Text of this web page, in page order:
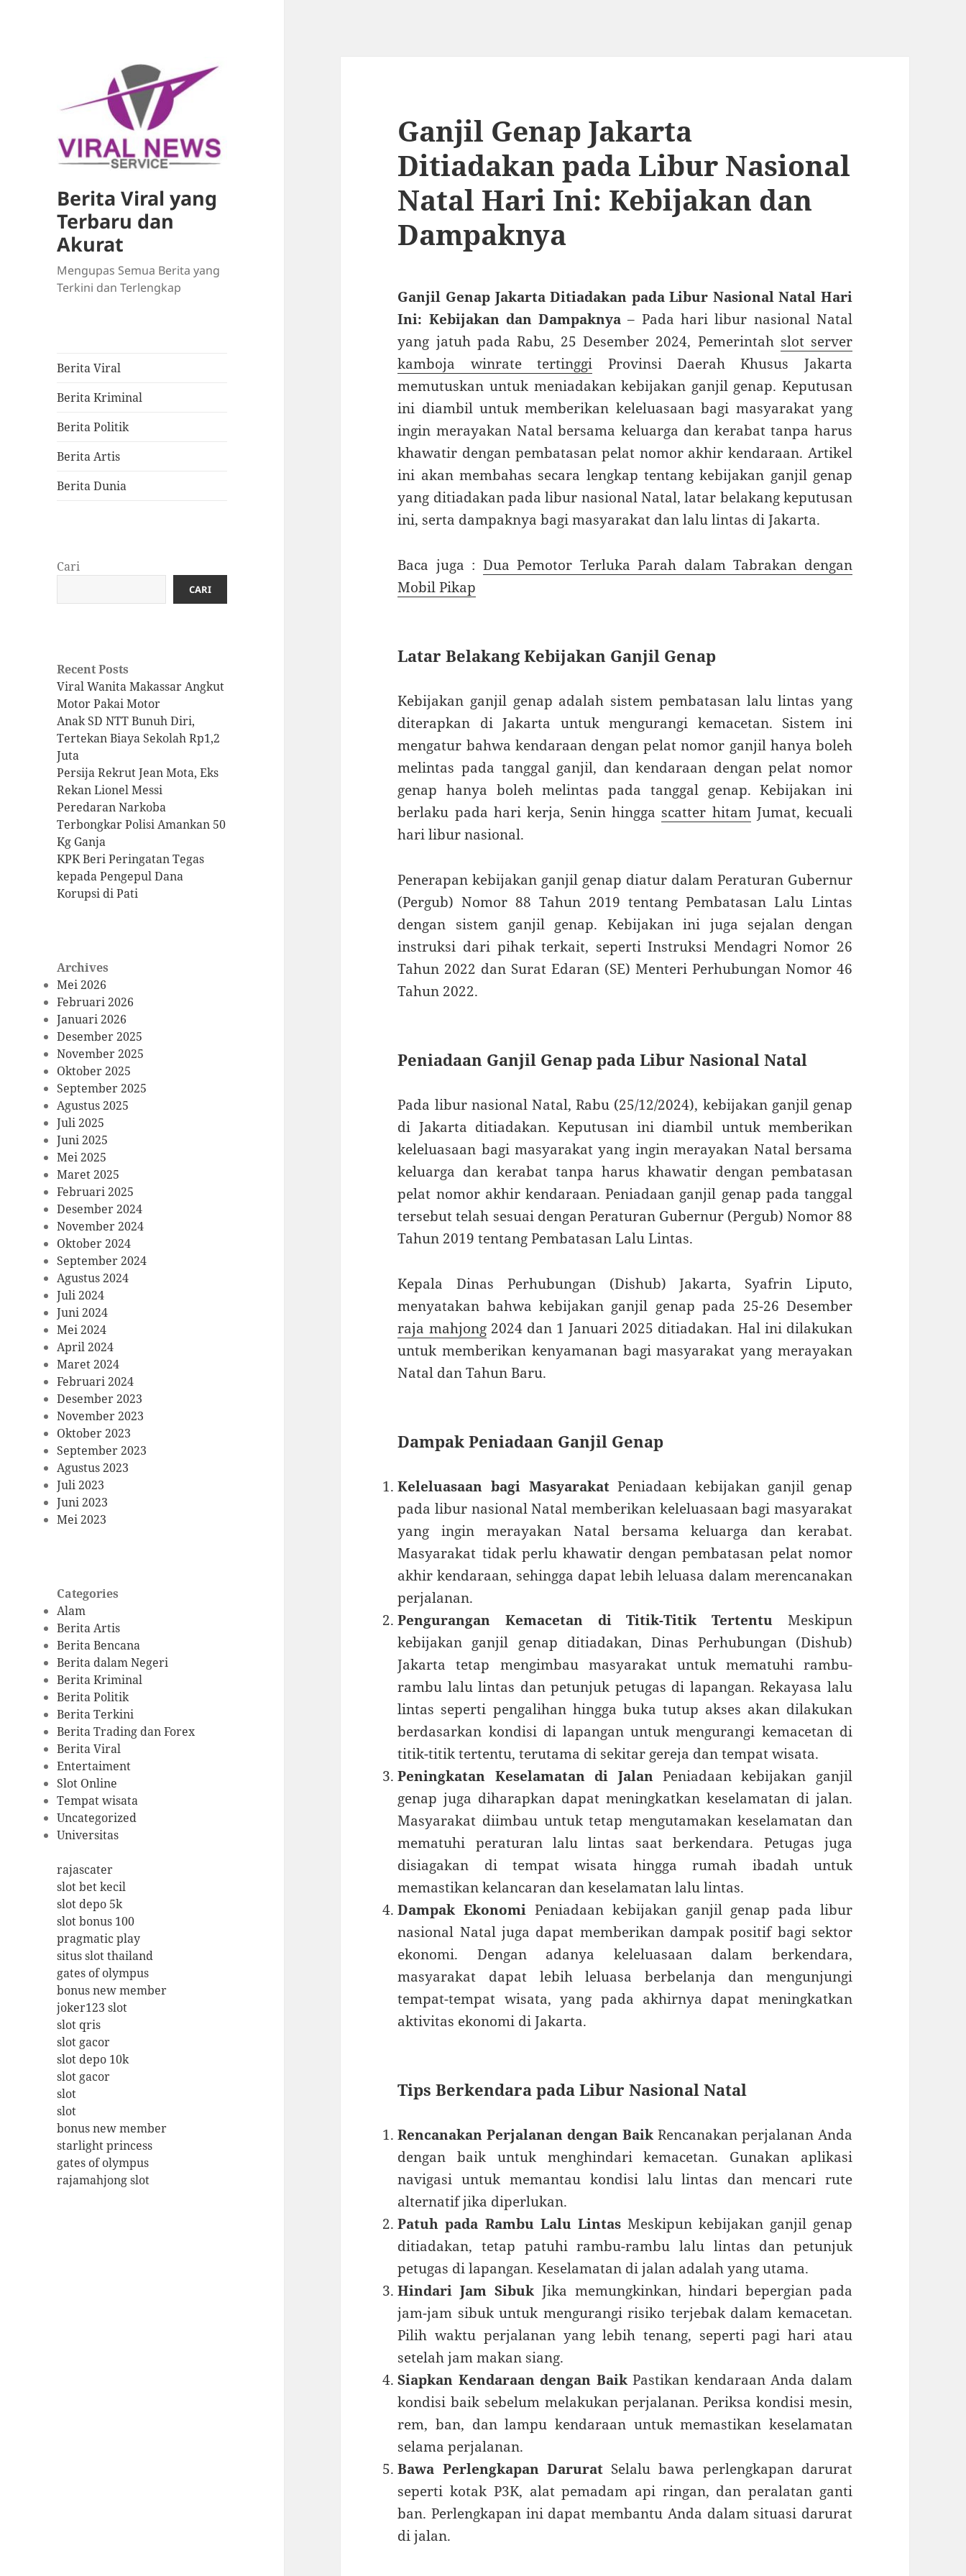
Berita Viral yang
Terbaru dan
Akurat
Mengupas Semua Berita yang
Terkini dan Terlengkap
Berita Viral
Berita Kriminal
Berita Politik
Berita Artis
Berita Dunia
Cari
CARI
Recent Posts
Viral Wanita Makassar Angkut
Motor Pakai Motor
Anak SD NTT Bunuh Diri,
Tertekan Biaya Sekolah Rp1,2
Juta
Persija Rekrut Jean Mota, Eks
Rekan Lionel Messi
Peredaran Narkoba
Terbongkar Polisi Amankan 50
Kg Ganja
KPK Beri Peringatan Tegas
kepada Pengepul Dana
Korupsi di Pati
Archives
Mei 2026
Februari 2026
Januari 2026
Desember 2025
November 2025
Oktober 2025
September 2025
Agustus 2025
Juli 2025
Juni 2025
Mei 2025
Maret 2025
Februari 2025
Desember 2024
November 2024
Oktober 2024
September 2024
Agustus 2024
Juli 2024
Juni 2024
Mei 2024
April 2024
Maret 2024
Februari 2024
Desember 2023
November 2023
Oktober 2023
September 2023
Agustus 2023
Juli 2023
Juni 2023
Mei 2023
Categories
Alam
Berita Artis
Berita Bencana
Berita dalam Negeri
Berita Kriminal
Berita Politik
Berita Terkini
Berita Trading dan Forex
Berita Viral
Entertaiment
Slot Online
Tempat wisata
Uncategorized
Universitas
rajascater
slot bet kecil
slot depo 5k
slot bonus 100
pragmatic play
situs slot thailand
gates of olympus
bonus new member
joker123 slot
slot qris
slot gacor
slot depo 10k
slot gacor
slot
slot
bonus new member
starlight princess
gates of olympus
rajamahjong slot
Ganjil Genap Jakarta
Ditiadakan pada Libur Nasional
Natal Hari Ini: Kebijakan dan
Dampaknya
Ganjil Genap Jakarta Ditiadakan pada Libur Nasional Natal Hari
Ini: Kebijakan dan Dampaknya – Pada hari libur nasional Natal
yang jatuh pada Rabu, 25 Desember 2024, Pemerintah slot server
kamboja winrate tertinggi Provinsi Daerah Khusus Jakarta
memutuskan untuk meniadakan kebijakan ganjil genap. Keputusan
ini diambil untuk memberikan keleluasaan bagi masyarakat yang
ingin merayakan Natal bersama keluarga dan kerabat tanpa harus
khawatir dengan pembatasan pelat nomor akhir kendaraan. Artikel
ini akan membahas secara lengkap tentang kebijakan ganjil genap
yang ditiadakan pada libur nasional Natal, latar belakang keputusan
ini, serta dampaknya bagi masyarakat dan lalu lintas di Jakarta.
Baca juga : Dua Pemotor Terluka Parah dalam Tabrakan dengan
Mobil Pikap
Latar Belakang Kebijakan Ganjil Genap
Kebijakan ganjil genap adalah sistem pembatasan lalu lintas yang
diterapkan di Jakarta untuk mengurangi kemacetan. Sistem ini
mengatur bahwa kendaraan dengan pelat nomor ganjil hanya boleh
melintas pada tanggal ganjil, dan kendaraan dengan pelat nomor
genap hanya boleh melintas pada tanggal genap. Kebijakan ini
berlaku pada hari kerja, Senin hingga scatter hitamJumat, kecuali
hari libur nasional.
Penerapan kebijakan ganjil genap diatur dalam Peraturan Gubernur
(Pergub) Nomor 88 Tahun 2019 tentang Pembatasan Lalu Lintas
dengan sistem ganjil genap. Kebijakan ini juga sejalan dengan
instruksi dari pihak terkait, seperti Instruksi Mendagri Nomor 26
Tahun 2022 dan Surat Edaran (SE) Menteri Perhubungan Nomor 46
Tahun 2022.
Peniadaan Ganjil Genap pada Libur Nasional Natal
Pada libur nasional Natal, Rabu (25/12/2024), kebijakan ganjil genap
di Jakarta ditiadakan. Keputusan ini diambil untuk memberikan
keleluasaan bagi masyarakat yang ingin merayakan Natal bersama
keluarga dan kerabat tanpa harus khawatir dengan pembatasan
pelat nomor akhir kendaraan. Peniadaan ganjil genap pada tanggal
tersebut telah sesuai dengan Peraturan Gubernur (Pergub) Nomor 88
Tahun 2019 tentang Pembatasan Lalu Lintas.
Kepala Dinas Perhubungan (Dishub) Jakarta, Syafrin Liputo,
menyatakan bahwa kebijakan ganjil genap pada 25-26 Desember
raja mahjong2024 dan 1 Januari 2025 ditiadakan. Hal ini dilakukan
untuk memberikan kenyamanan bagi masyarakat yang merayakan
Natal dan Tahun Baru.
Dampak Peniadaan Ganjil Genap
Keleluasaan bagi MasyarakatPeniadaan kebijakan ganjil genap
pada libur nasional Natal memberikan keleluasaan bagi masyarakat
yang ingin merayakan Natal bersama keluarga dan kerabat.
Masyarakat tidak perlu khawatir dengan pembatasan pelat nomor
akhir kendaraan, sehingga dapat lebih leluasa dalam merencanakan
perjalanan.
Pengurangan Kemacetan di Titik-Titik Tertentu Meskipun
kebijakan ganjil genap ditiadakan, Dinas Perhubungan (Dishub)
Jakarta tetap mengimbau masyarakat untuk mematuhi rambu-
rambu lalu lintas dan petunjuk petugas di lapangan. Rekayasa lalu
lintas seperti pengalihan hingga buka tutup akses akan dilakukan
berdasarkan kondisi di lapangan untuk mengurangi kemacetan di
titik-titik tertentu, terutama di sekitar gereja dan tempat wisata.
Peningkatan Keselamatan di JalanPeniadaan kebijakan ganjil
genap juga diharapkan dapat meningkatkan keselamatan di jalan.
Masyarakat diimbau untuk tetap mengutamakan keselamatan dan
mematuhi peraturan lalu lintas saat berkendara. Petugas juga
disiagakan di tempat wisata hingga rumah ibadah untuk
memastikan kelancaran dan keselamatan lalu lintas.
Dampak Ekonomi Peniadaan kebijakan ganjil genap pada libur
nasional Natal juga dapat memberikan dampak positif bagi sektor
ekonomi. Dengan adanya keleluasaan dalam berkendara,
masyarakat dapat lebih leluasa berbelanja dan mengunjungi
tempat-tempat wisata, yang pada akhirnya dapat meningkatkan
aktivitas ekonomi di Jakarta.
Tips Berkendara pada Libur Nasional Natal
Rencanakan Perjalanan dengan Baik Rencanakan perjalanan Anda
dengan baik untuk menghindari kemacetan. Gunakan aplikasi
navigasi untuk memantau kondisi lalu lintas dan mencari rute
alternatif jika diperlukan.
Patuh pada Rambu Lalu LintasMeskipun kebijakan ganjil genap
ditiadakan, tetap patuhi rambu-rambu lalu lintas dan petunjuk
petugas di lapangan. Keselamatan di jalan adalah yang utama.
Hindari Jam SibukJika memungkinkan, hindari bepergian pada
jam-jam sibuk untuk mengurangi risiko terjebak dalam kemacetan.
Pilih waktu perjalanan yang lebih tenang, seperti pagi hari atau
setelah jam makan siang.
Siapkan Kendaraan dengan BaikPastikan kendaraan Anda dalam
kondisi baik sebelum melakukan perjalanan. Periksa kondisi mesin,
rem, ban, dan lampu kendaraan untuk memastikan keselamatan
selama perjalanan.
Bawa Perlengkapan DaruratSelalu bawa perlengkapan darurat
seperti kotak P3K, alat pemadam api ringan, dan peralatan ganti
ban. Perlengkapan ini dapat membantu Anda dalam situasi darurat
di jalan.